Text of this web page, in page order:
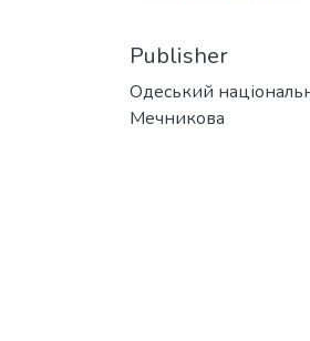
Publisher
Одеський
Мечникова